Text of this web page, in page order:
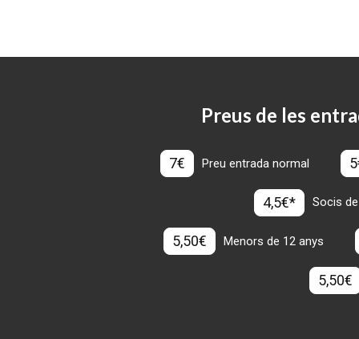
Preus de les
7€ Preu entrada normal
4,5€* Socis
5,50€ Menors de 12 anys
5,50€